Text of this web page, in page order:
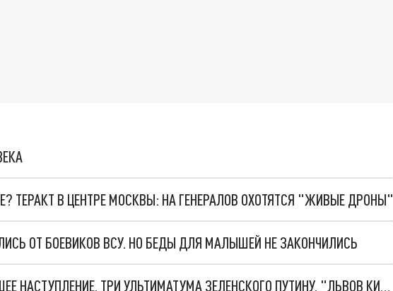
ТЕРАКТ В ЦЕНТРЕ МОСКВЫ: НА ГЕНЕРАЛОВ ОХОТЯТСЯ "ЖИВЫЕ ДРОНЫ"
ОТ БОЕВИКОВ ВСУ. НО БЕДЫ ДЛЯ МАЛЫШЕЙ НЕ ЗАКОНЧИЛИСЬ
НОВОЕ МАСШТАБНЕЙШЕЕ НАСТУПЛЕНИЕ. ТРИ УЛЬТИМАТУМА ЗЕЛЕНСКОГО ПУТИНУ. "ЛЬВОВ КИМА" ПОСТАВЯТ НА ПВО? ГЛОБАЛЬНЫЙ ПРОРЫВ ПОД ЗАПОРОЖЬЕМ